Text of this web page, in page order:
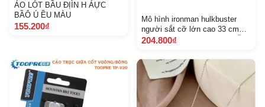
ÁO LÓT BẦU ĐỊÌN H ÁỰC
BẦÔ Ú ỀU MÀU
155.200₫
Mô hình ironman hulkbuster
người sắt cỡ lớn cao 33 cm
ảnh thật khách chat chọn mẫu
204.800₫